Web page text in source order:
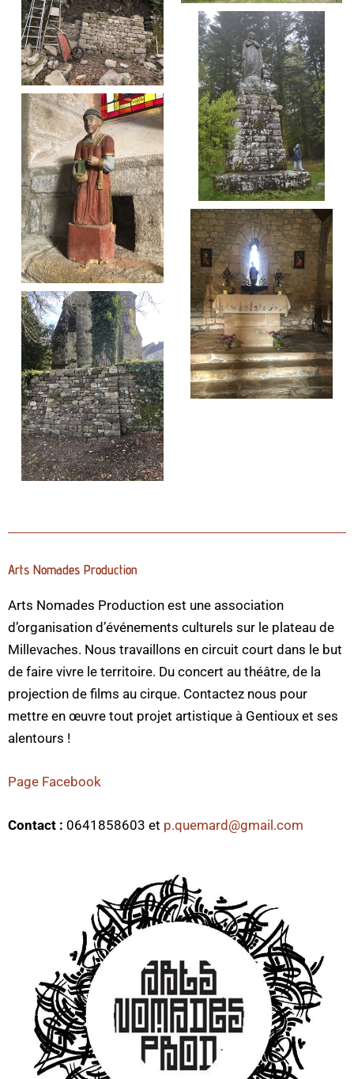
Arts Nomades Production
Arts Nomades Production est une association
d’organisation d’événements culturels sur le plateau de
Millevaches. Nous travaillons en circuit court dans le but
de faire vivre le territoire. Du concert au théâtre, de la
projection de films au cirque. Contactez nous pour
mettre en œuvre tout projet artistique à Gentioux et ses
alentours !
Page Facebook
Contact : 0641858603 et p.quemard@gmail.com